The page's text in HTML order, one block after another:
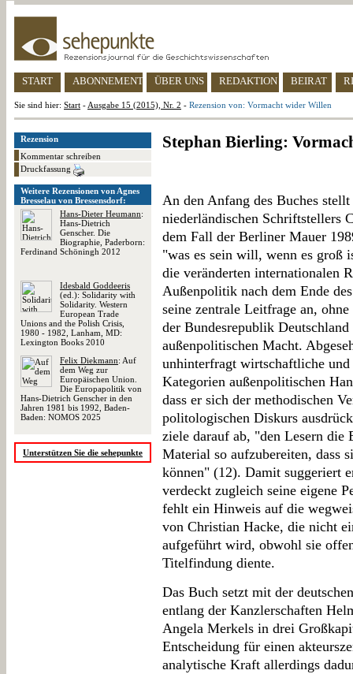
START ABONNEMENT ÜBER UNS REDAKTION BEIRAT
Sie sind hier: Start - Ausgabe 15 (2015), Nr. 2 - Rezension von: Vormacht wider Willen
Rezension
Kommentar schreiben
Druckfassung
Weitere Rezensionen von Agnes
Bresselau von Bressensdorf:
Hans-Dieter Heumann:
Hans-Dietrich
Genscher. Die
Biographie, Paderborn:
Ferdinand Schöningh 2012
Idesbald Goddeeris
(ed.): Solidarity with
Solidarity. Western
European Trade
Unions and the Polish Crisis,
1980 - 1982, Lanham, MD:
Lexington Books 2010
Felix Diekmann: Auf
dem Weg zur
Europäischen Union.
Die Europapolitik von
Hans-Dietrich Genscher in den
Jahren 1981 bis 1992, Baden-
Baden: NOMOS 2025
Unterstützen Sie die sehepunkte
Stephan Bierling:
An den Anfang des Buches
niederländischen Schriftstellers
dem Fall der Berliner Mauer
"was es sein will, wenn es
die veränderten internationalen
Außenpolitik nach dem Ende
seine zentrale Leitfrage an,
der Bundesrepublik
außenpolitischen Macht.
unhinterfragt wirtschaftliche
Kategorien außenpolitischen
dass er sich der methodischen
politologischen Diskurs
ziele darauf ab, "den Lesern die
Material so aufzubereiten, dass
können" (12). Damit suggeriert
verdeckt zugleich seine eigene
fehlt ein Hinweis auf die
von Christian Hacke, die nicht
aufgeführt wird, obwohl sie
Titelfindung diente.
Das Buch setzt mit der
entlang der Kanzlerschaften
Angela Merkels in drei
Entscheidung für einen
analytische Kraft allerdings